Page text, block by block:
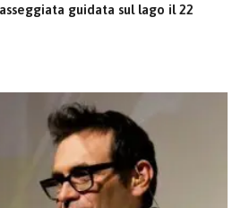
guidata sul lago il 22